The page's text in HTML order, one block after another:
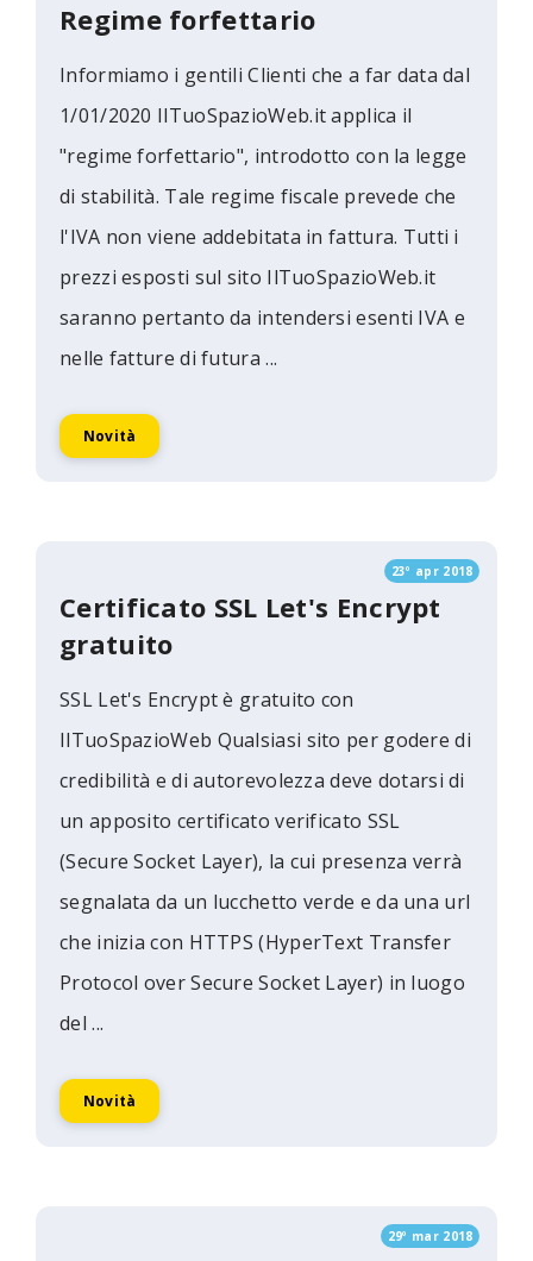
Regime forfettario
Informiamo i gentili Clienti che a far data dal
1/01/2020 IlTuoSpazioWeb.it applica il
"regime forfettario", introdotto con la legge
di stabilità. Tale regime fiscale prevede che
l'IVA non viene addebitata in fattura. Tutti i
prezzi esposti sul sito IlTuoSpazioWeb.it
saranno pertanto da intendersi esenti IVA e
nelle fatture di futura ...
Novità
23º apr 2018
Certificato SSL Let's Encrypt
gratuito
SSL Let's Encrypt è gratuito con
IlTuoSpazioWeb Qualsiasi sito per godere di
credibilità e di autorevolezza deve dotarsi di
un apposito certificato verificato SSL
(Secure Socket Layer), la cui presenza verrà
segnalata da un lucchetto verde e da una url
che inizia con HTTPS (HyperText Transfer
Protocol over Secure Socket Layer) in luogo
del ...
Novità
29º mar 2018